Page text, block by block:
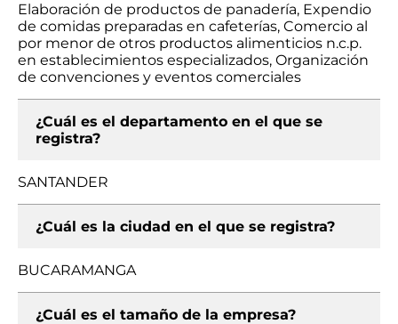
Elaboración de productos de panadería, Expendio
de comidas preparadas en cafeterías, Comercio al
por menor de otros productos alimenticios n.c.p.
en establecimientos especializados, Organización
de convenciones y eventos comerciales
¿Cuál es el departamento en el que se
registra?
SANTANDER
¿Cuál es la ciudad en el que se registra?
BUCARAMANGA
¿Cuál es el tamaño de la empresa?